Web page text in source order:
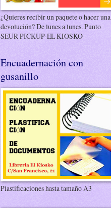
¿Quieres recibir un paquete o hacer una
devolución? De lunes a lunes. Punto
SEUR PICKUP-EL KIOSKO
Encuadernación con
gusanillo
Plastificaciones hasta tamaño A3